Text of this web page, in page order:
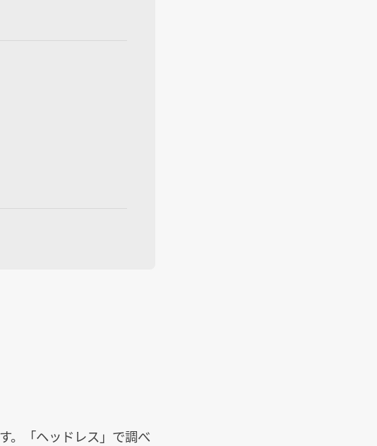
。「ヘッドレス」で調べ